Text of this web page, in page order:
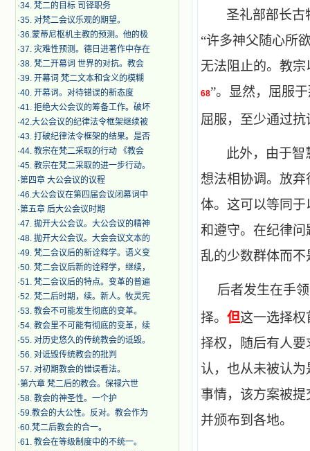
·34. 梵二的目标 司铎职务
·35. 对梵二会议乐观的期望。
·36.蒙蒂尼枢机主教的预测。他的极
·37. 灾难性预测。德日进著作中存在
·38. 梵二开幕词 世界的对抗。教会
·39. 开幕词 梵二文本和含义的模糊
·40. 开幕词。对待错误的新态度
·41. 拒绝大公会议的筹备工作。破坏
·42.大公会议的纪律法令框架继续被
·43. 打破纪律法令框架的结果。是否
·44. 教宗在梵二采取的行动 《教会
·45. 教宗在梵二采取的进一步行动。
·第四章 大公会议的议程
·46.大公会议在第四届会议闭幕词中
·第五章 后大公会议时期
·47. 拋开大公会议。大公会议的精神
·48. 拋开大公会议。大会会议文本的
·49. 梵二会议后的新诠释学。语义变
·50. 梵二会议后新的诠释学，继续，
·51. 梵二会议后的特点。变革的普遍
·52. 梵二后时期，续。新人。牧灵宪
·53. 教会不可能发生彻底的变革。
·54. 教会里不可能有彻底的变革，续
·55. 对历史悠久的传统教会的诋毁。
·56. 对诋毁传统教会的批判
·57. 对初期教会的错误看法。
·第六章 梵二后的教会。保禄六世
·​58. 教会的神圣性。一个护
·59.教会的大公性。反对。教会作为
·60.梵二后教会的合一。
·61. 教会在等级制度中的不统一。
圣礼部部长古
“许多神父随心所
无法阻止的。教
68”。显然，屈服
屈服，至少通过
此外，由于
想法相协调。放
体。这可以等同
和遵守。在纪律
乱的少数群体而
后者发生在手
择。 但这一选择权
择权，随后有人
认，也从未被认
事情，该方案被
并颁布到各地。